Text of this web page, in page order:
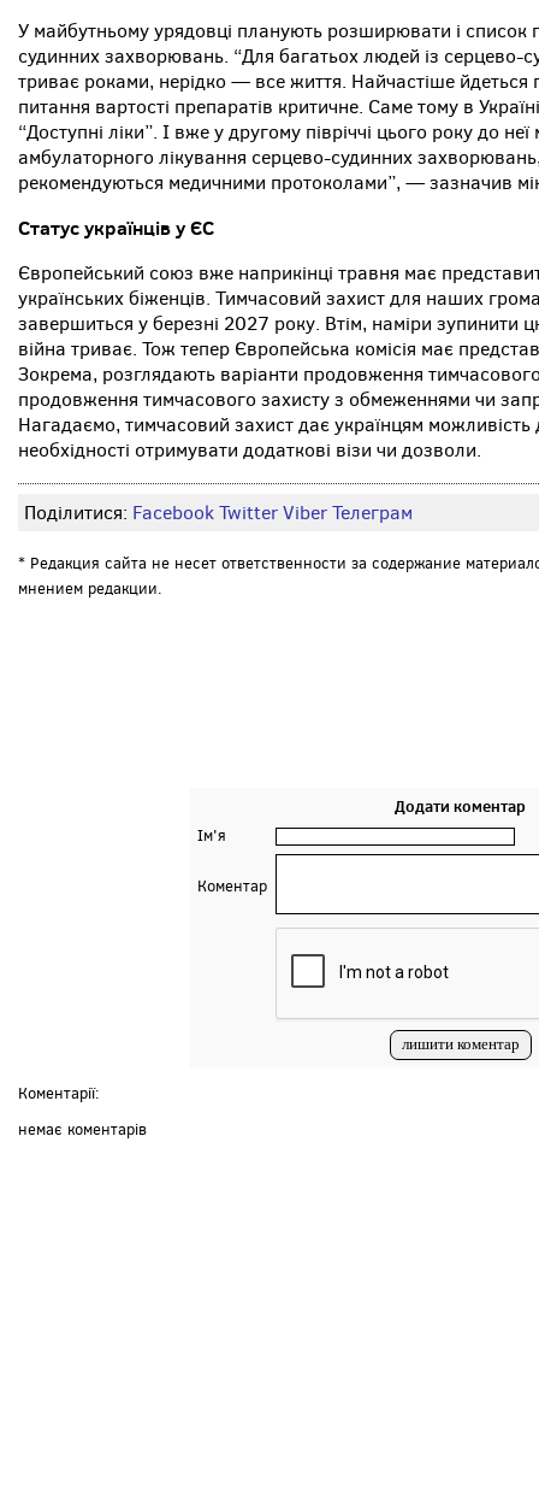
У майбутньому урядовці планують розширювати і список
судинних захворювань. “Для багатьох людей із
триває роками, нерідко — все життя. Найчастіше
питання вартості препаратів критичне. Саме тому в
“Доступні ліки”. І вже у другому півріччі цього року до
амбулаторного лікування серцево-судинних
рекомендуються медичними протоколами”, — зазначив
Статус українців у ЄС
Європейський союз вже наприкінці травня має
українських біженців. Тимчасовий захист для наших
завершиться у березні 2027 року. Втім, наміри зупинити
війна триває. Тож тепер Європейська комісія має
Зокрема, розглядають варіанти продовження тимчасового
продовження тимчасового захисту з обмеженнями чи
Нагадаємо, тимчасовий захист дає українцям
необхідності отримувати додаткові візи чи дозволи.
Поділитися: FacebookTwitterViberТелеграм
* Редакция сайта не несет ответственности за содержание
мнением редакции.
Додати коментар
Ім'я
Коментар
Коментарії:
немає коментарів